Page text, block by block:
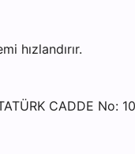
hızlandırır.
CADDE No: